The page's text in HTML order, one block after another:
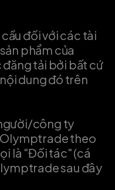
đối với các tài
phẩm của
tải bởi bất cứ
dung đó trên
công ty
Olymptrade theo
là "Đối tác" (cá
sau đây